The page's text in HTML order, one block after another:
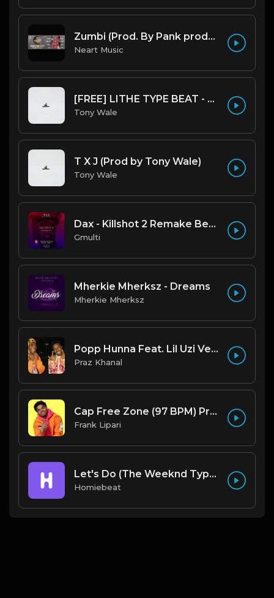
Zumbi (Prod. By Pank prodution).mp3
Neart Music
[FREE] LITHE TYPE BEAT - Fairy Tale Lifestyle (G Minor) (Prod by Tony Wale)
Tony Wale
T X J (Prod by Tony Wale)
Tony Wale
Dax - Killshot 2 Remake Beat.mp3
Gmulti
Mherkie Mherksz - Dreams
Mherkie Mherksz
Popp Hunna Feat. Lil Uzi Vert "Adderall (Corvette Corvette) [FL STUDIO REMAKE + FREE FLP]
Praz Khanal
Cap Free Zone (97 BPM) Produced By ThatKidFrankie
Frank Lipari
Let's Do (The Weeknd Type Beat)
Homiebeat